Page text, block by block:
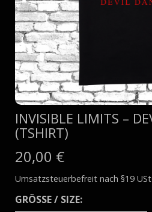
INVISIBLE LIMITS –
(TSHIRT)
20,00 €
Umsatzsteuerbefreit nach §19
GRÖSSE / SIZE: